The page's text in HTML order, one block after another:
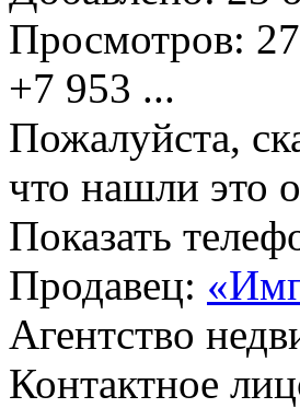
Просмотров:
+7 953 ...
Пожалуйста,
что нашли это
Показать
Продавец:
Агентство
Контактное